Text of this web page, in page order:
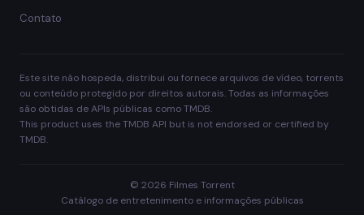
Contato
Este site não hospeda, distribui ou fornece arquivos de vídeo, torrents
ou conteúdo protegido por direitos autorais. Todas as informações
são obtidas de APIs públicas como TMDB.
This product uses the TMDB API but is not endorsed or certified by
TMDB.
© 2026 Filmes Torrent
Catálogo de entretenimento e informações públicas